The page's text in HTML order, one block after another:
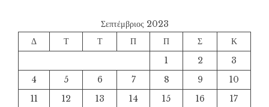
Σεπτέμβριος 2023
Δ
Τ Τ Π Π Σ
Κ
1
2
3
4
5 6 7 8 9
10
11
12 13 14 15 16
17